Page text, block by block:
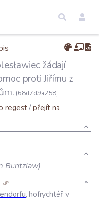
žádají
proti Jiřímu z
(68d7d9a258)
regest/přejít na
Buntzlaw)
, hofrychtéřv